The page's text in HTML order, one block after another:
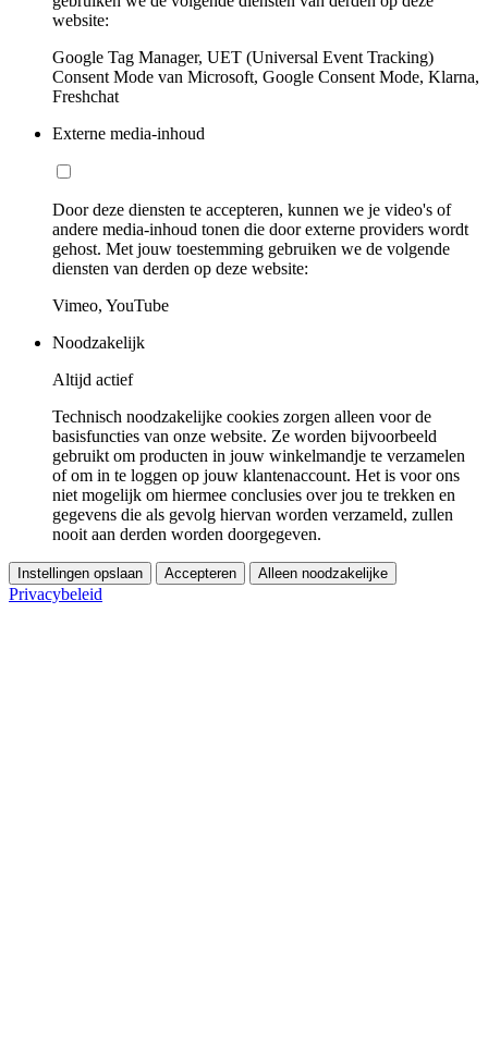
website:
Google Tag Manager, UET (Universal Event Tracking)
Consent Mode van Microsoft, Google Consent Mode, Klarna,
Freshchat
Externe media-inhoud
Door deze diensten te accepteren, kunnen we je video's of
andere media-inhoud tonen die door externe providers wordt
gehost. Met jouw toestemming gebruiken we de volgende
diensten van derden op deze website:
Vimeo, YouTube
Noodzakelijk
Altijd actief
Technisch noodzakelijke cookies zorgen alleen voor de
basisfuncties van onze website. Ze worden bijvoorbeeld
gebruikt om producten in jouw winkelmandje te verzamelen
of om in te loggen op jouw klantenaccount. Het is voor ons
niet mogelijk om hiermee conclusies over jou te trekken en
gegevens die als gevolg hiervan worden verzameld, zullen
nooit aan derden worden doorgegeven.
Instellingen opslaan Accepteren Alleen noodzakelijke
Privacybeleid